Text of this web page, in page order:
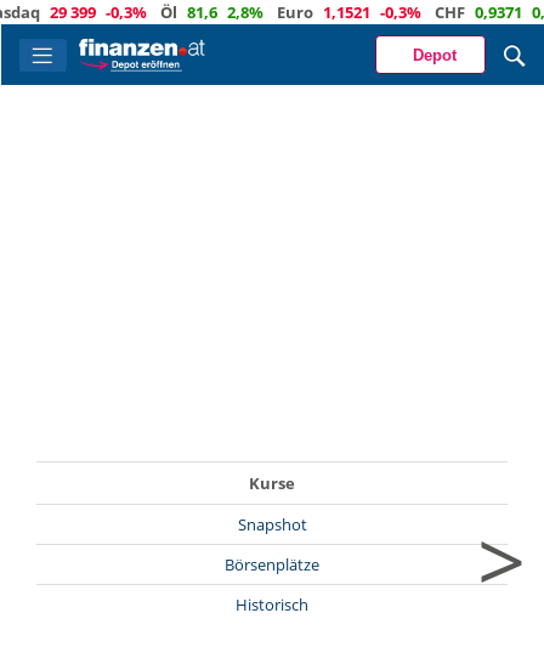
29 399 -0,3% Öl 81,6 2,8% Euro 1,1521 -0,3% CHF 0,9371
Depot
Kurse
Snapshot
Börsenplätze
Historisch
>